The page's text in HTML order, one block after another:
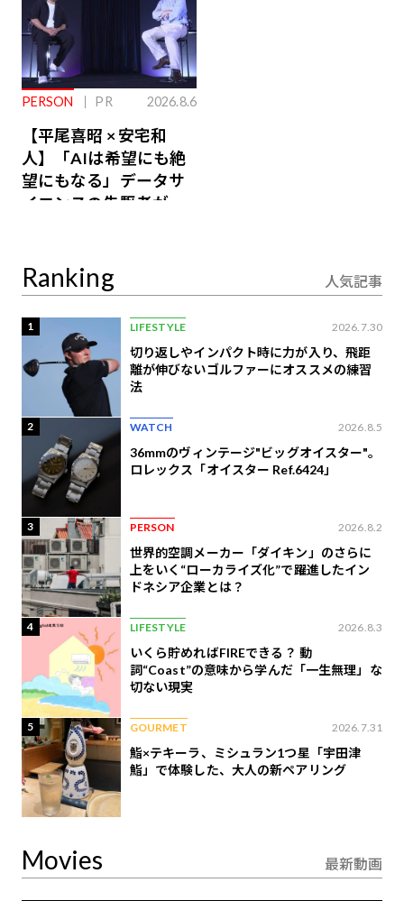
PERSON PR 2026.8.6
【平尾喜昭 × 安宅和
人】「AIは希望にも絶
望にもなる」データサ
イエンスの先駆者が語
Ranking 人気記事
1 LIFESTYLE 2026.7.30
切り返しやインパクト時に力が入り、飛距
離が伸びないゴルファーにオススメの練習
法
2 WATCH 2026.8.5
36mmのヴィンテージ"ビッグオイスター"。
ロレックス「オイスター Ref.6424」
3 PERSON 2026.8.2
世界的空調メーカー「ダイキン」のさらに
上をいく“ローカライズ化”で躍進したイン
ドネシア企業とは？
4 LIFESTYLE 2026.8.3
いくら貯めればFIREできる？ 動
詞“Coast”の意味から学んだ「一生無理」な
切ない現実
5 GOURMET 2026.7.31
鮨×テキーラ、ミシュラン1つ星「宇田津
鮨」で体験した、大人の新ペアリング
Movies 最新動画